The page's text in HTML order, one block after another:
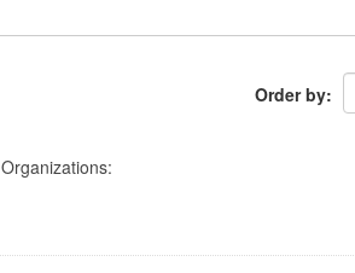
Order by
Organizations: